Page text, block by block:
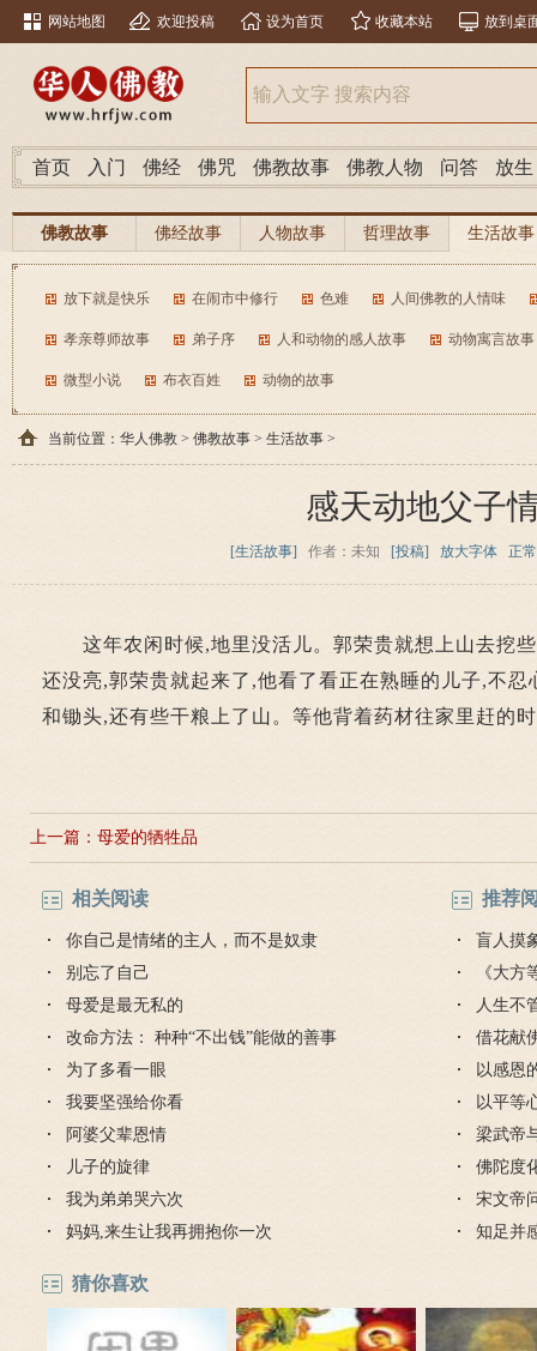
网站地图 欢迎投稿 设为首页 收藏本站 放到桌
首页 入门 佛经 佛咒 佛教故事 佛教人物 问答 放生
佛教故事 佛经故事 人物故事 哲理故事 生活故事
放下就是快乐 在闹市中修行 色难 人间佛教的人情味
孝亲尊师故事 弟子序 人和动物的感人故事 动物寓言故事
微型小说 布衣百姓 动物的故事
当前位置： 华人佛教 > 佛教故事 > 生活故事 >
感天动地父子
[生活故事] 作者：未知 [投稿] 放大字体 正常
这年农闲时候,地里没活儿。郭荣贵就想上山去挖些
还没亮,郭荣贵就起来了,他看了看正在熟睡的儿子,不
和锄头,还有些干粮上了山。等他背着药材往家里赶的
上一篇： 母爱的牺牲品
相关阅读
你自己是情绪的主人，而不是奴隶
别忘了自己
母爱是最无私的
改命方法： 种种“不出钱”能做的善事
为了多看一眼
我要坚强给你看
阿婆父辈恩情
儿子的旋律
我为弟弟哭六次
妈妈,来生让我再拥抱你一次
推荐
盲人摸
《大
人生不
对待
借花献
灯佛
以感恩
以平等
梁武帝
是哪个
佛陀度
宋文帝
知足并
猜你喜欢